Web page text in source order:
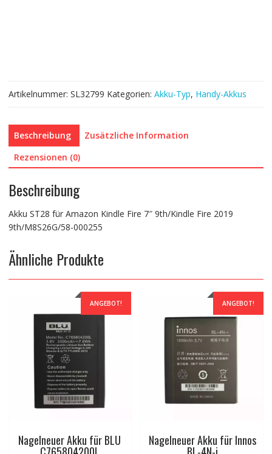
000255
Menge
Artikelnummer: SL32799 Kategorien: Akku-Typ, Handy-Akkus
Beschreibung
Zusätzliche Information
Rezensionen (0)
Beschreibung
Akku ST28 für Amazon Kindle Fire 7″ 9th/Kindle Fire 2019
9th/M8S26G/58-000255
Ähnliche Produkte
ANGEBOT!
Nagelneuer Akku für BLU
ANGEBOT!
Nagelneuer Akku für Innos